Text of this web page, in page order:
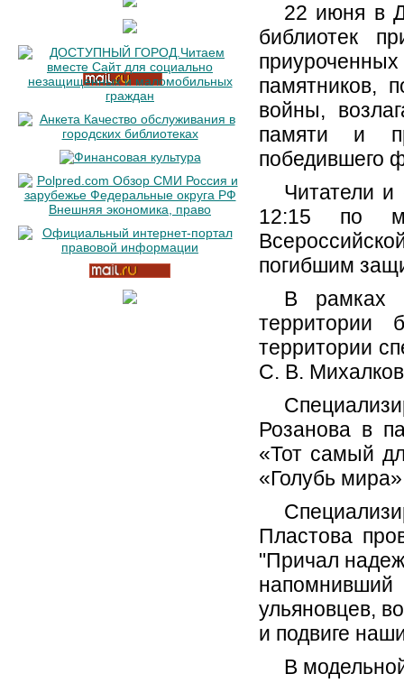
22 июня в
библиотек
памятников,
войны,
памяти и
победившего
Читатели и
12:15 по
погибшим
В рамках
территории
территории
С. В.
Розанова в
«Тот самый
«Голубь
Пластова
"Причал
ульяновцев,
и подвиге
В